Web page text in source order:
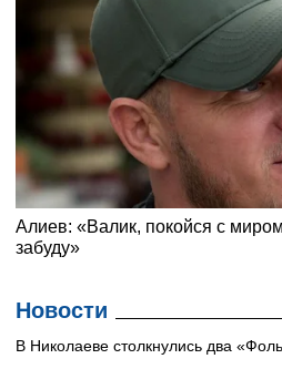
Новости
В Николаеве столкнулись два